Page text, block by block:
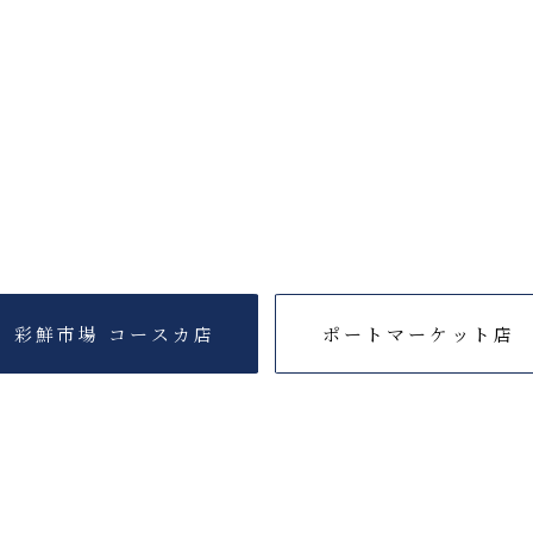
彩鮮市場 コースカ店 ポートマーケット店